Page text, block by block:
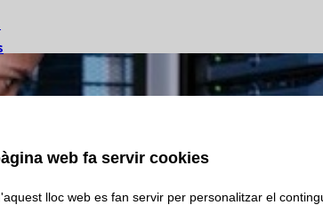
web fa servir cookies
lloc web es fan servir per personalitzar el